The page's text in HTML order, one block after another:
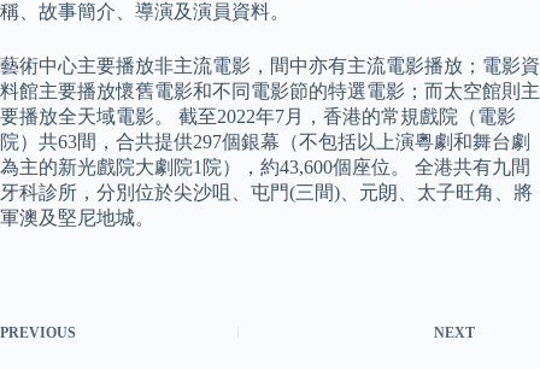
稱、故事簡介、導演及演員資料。
藝術中心主要播放非主流電影，間中亦有主流電影播放；電影資
料館主要播放懷舊電影和不同電影節的特選電影；而太空館則主
要播放全天域電影。 截至2022年7月，香港的常規戲院（電影
院）共63間，合共提供297個銀幕（不包括以上演粵劇和舞台劇
為主的新光戲院大劇院1院），約43,600個座位。 全港共有九間
牙科診所，分別位於尖沙咀、屯門(三間)、元朗、太子旺角、將
軍澳及堅尼地城。
PREVIOUS NEXT